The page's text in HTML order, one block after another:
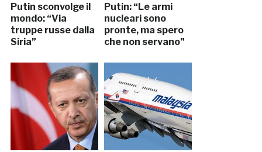
Putin sconvolge il
mondo: “Via
truppe russe dalla
Siria”
Putin: “Le armi
nucleari sono
pronte, ma spero
che non servano”